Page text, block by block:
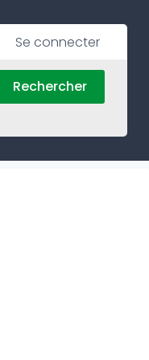
Se connecter
Rechercher